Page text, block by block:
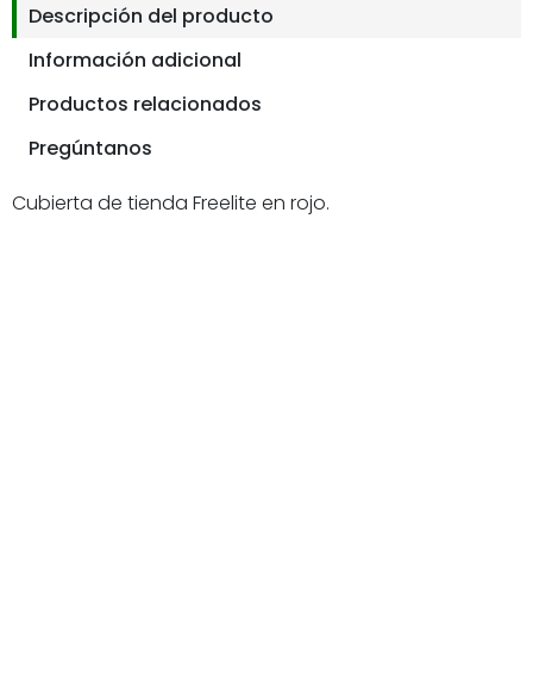
Descripción del producto
Información adicional
Productos relacionados
Pregúntanos
Cubierta de tienda Freelite en rojo.